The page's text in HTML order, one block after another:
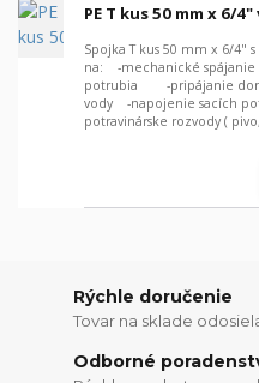
PE T kus 50 mm x 6/
Spojka T kus 50 mm x 6/4"
na: -mechanické spájanie
potrubia -pripájanie
vody -napojenie sacích
potravinárske rozvody (
Rýchle doručenie
Tovar na sklade
Odborné